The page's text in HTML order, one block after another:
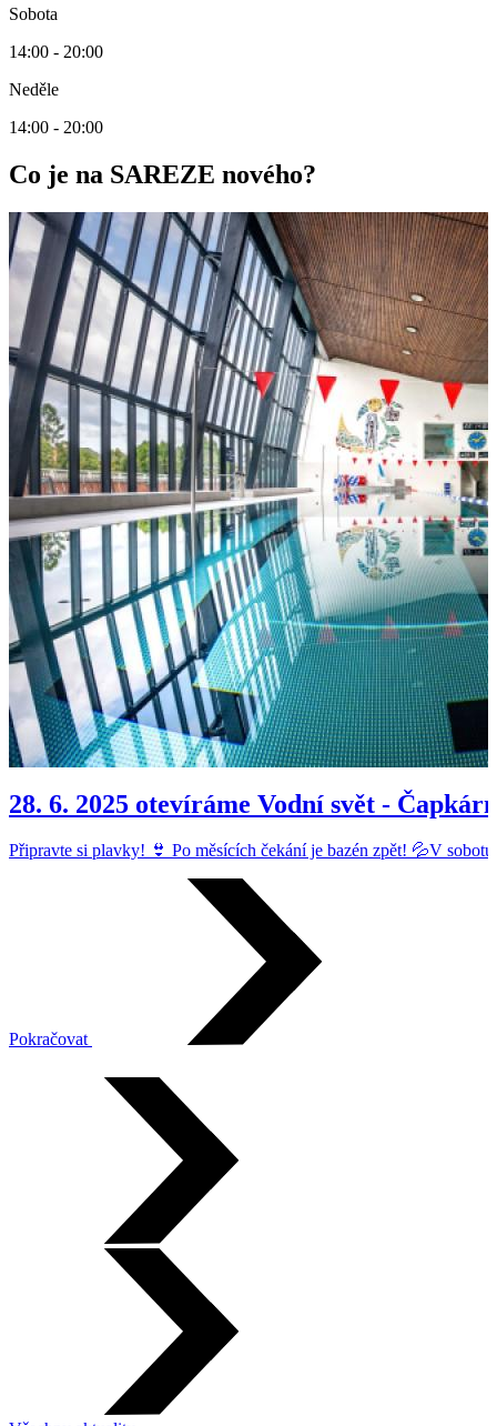
Sobota
14:00 - 20:00
Neděle
14:00 - 20:00
Co je na SAREZE nového?
28. 6. 2025 otevíráme Vodní svět -
Připravte si plavky! 👙 Po měsících čekání je bazén zpět! 💦V
Pokračovat